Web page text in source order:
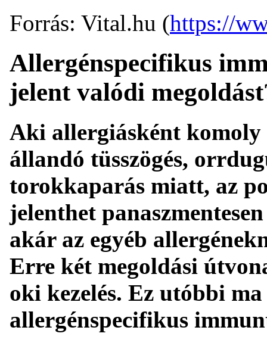
Forrás: Vital.hu (https://
Allergénspecifikus
jelent valódi
Aki allergiásként komoly
állandó tüsszögés,
torokkaparás miatt, az
jelenthet
akár az egyéb
Erre két megoldási
oki kezelés. Ez utóbbi
allergénspecifikus